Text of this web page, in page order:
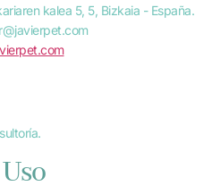
kalea 5, 5, Bizkaia - España.